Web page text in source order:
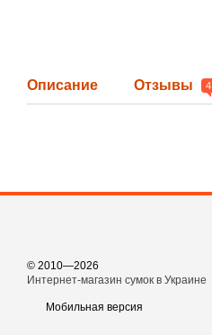
Описание Отзывы 4
© 2010—2026
Интернет-магазин сумок в Украине
Мобильная версия